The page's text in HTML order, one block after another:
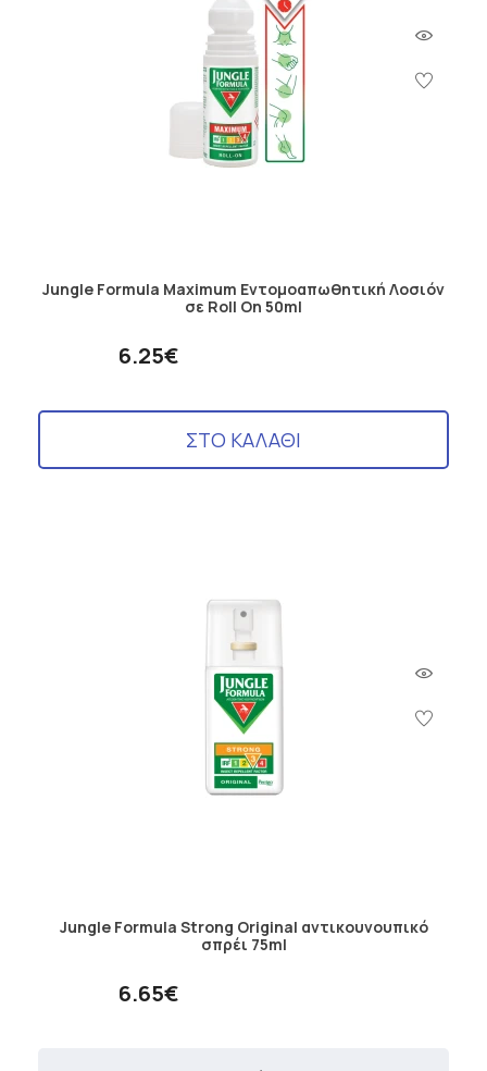
Jungle Formula Maximum Εντομοαπωθητική Λοσιόν
σε Roll On 50ml
6.25€
ΣΤΟ ΚΑΛΑΘΙ
Jungle Formula Strong Original αντικουνουπικό
σπρέι 75ml
6.65€